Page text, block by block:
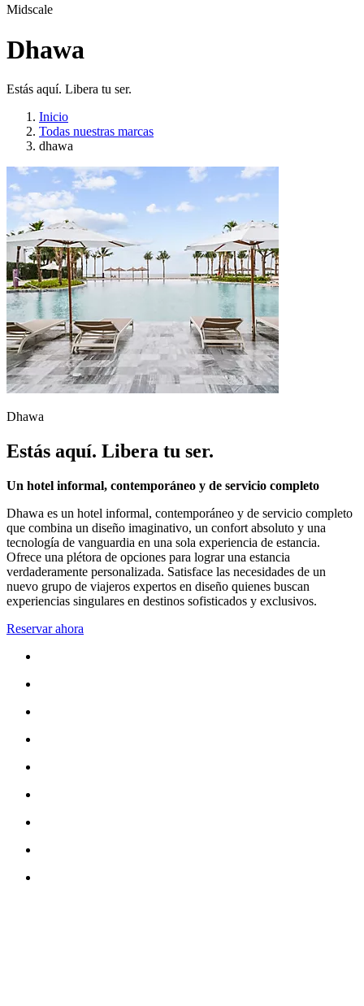
Midscale
Dhawa
Estás aquí. Libera tu ser.
Inicio
Todas nuestras marcas
dhawa
Dhawa
Estás aquí. Libera tu ser.
Un hotel informal, contemporáneo y de servicio completo
Dhawa es un hotel informal, contemporáneo y de servicio completo
que combina un diseño imaginativo, un confort absoluto y una
tecnología de vanguardia en una sola experiencia de estancia.
Ofrece una plétora de opciones para lograr una estancia
verdaderamente personalizada. Satisface las necesidades de un
nuevo grupo de viajeros expertos en diseño quienes buscan
experiencias singulares en destinos sofisticados y exclusivos.
Reservar ahora